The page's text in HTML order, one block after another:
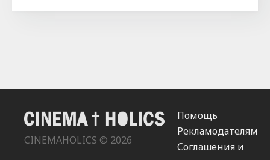
CINEMAHOLICS © 2026
Помощь
Рекламодателям
Соглашения и